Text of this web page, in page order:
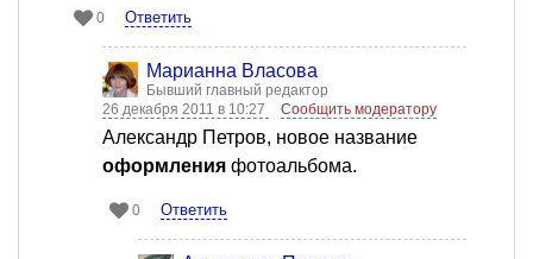
0 Ответить
Марианна Власова
Бывший главный редактор
26 декабря 2011 в 10:27
Сообщить модератору
Александр Петров, новое название
оформления фотоальбома.
0 Ответить